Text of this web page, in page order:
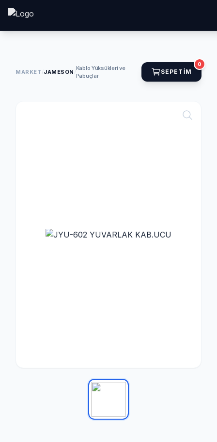
MARKET/JAMESON /
Kablo Yüksükleri ve
Pabuçlar
SEPETIM
0